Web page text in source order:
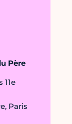
Père
11e
Paris